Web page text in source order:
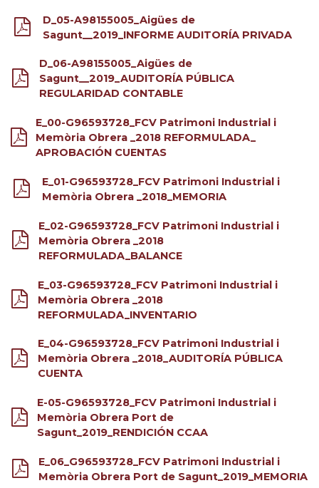
D_05-A98155005_Aigües de
Sagunt__2019_INFORME AUDITORÍA PRIVADA
D_06-A98155005_Aigües de
Sagunt__2019_AUDITORÍA PÚBLICA
REGULARIDAD CONTABLE
E_00-G96593728_FCV Patrimoni Industrial i
Memòria Obrera _2018 REFORMULADA_
APROBACIÓN CUENTAS
E_01-G96593728_FCV Patrimoni Industrial i
Memòria Obrera _2018_MEMORIA
E_02-G96593728_FCV Patrimoni Industrial i
Memòria Obrera _2018
REFORMULADA_BALANCE
E_03-G96593728_FCV Patrimoni Industrial i
Memòria Obrera _2018
REFORMULADA_INVENTARIO
E_04-G96593728_FCV Patrimoni Industrial i
Memòria Obrera _2018_AUDITORÍA PÚBLICA
CUENTA
E-05-G96593728_FCV Patrimoni Industrial i
Memòria Obrera Port de
Sagunt_2019_RENDICIÓN CCAA
E_06_G96593728_FCV Patrimoni Industrial i
Memòria Obrera Port de Sagunt_2019_MEMORIA